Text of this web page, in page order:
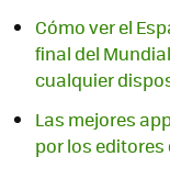
Cómo ver el
final del
cualquier
Las mejores
por los editores